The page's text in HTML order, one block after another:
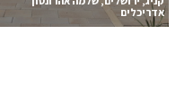
אדריכלים